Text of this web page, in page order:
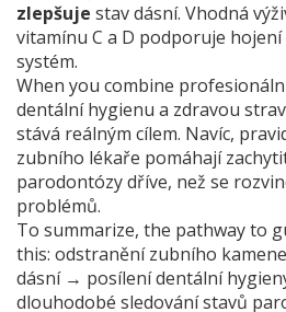
zlepšuje stav dásní. Vhodná
vitamínu C a D podporuje
systém.
When you combine
dentální hygienu a zdravou
stává reálným cílem. Navíc,
zubního lékaře pomáhají
parodontózy dříve, než se
problémů.
To summarize, the pathway to
this: odstranění zubního
dásní → posílení dentální
dlouhodobé sledování stavů